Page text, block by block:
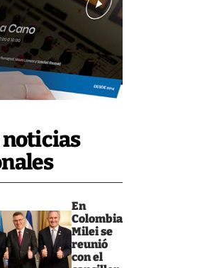
noticias
En
Colombia
Milei se
reunió
con el